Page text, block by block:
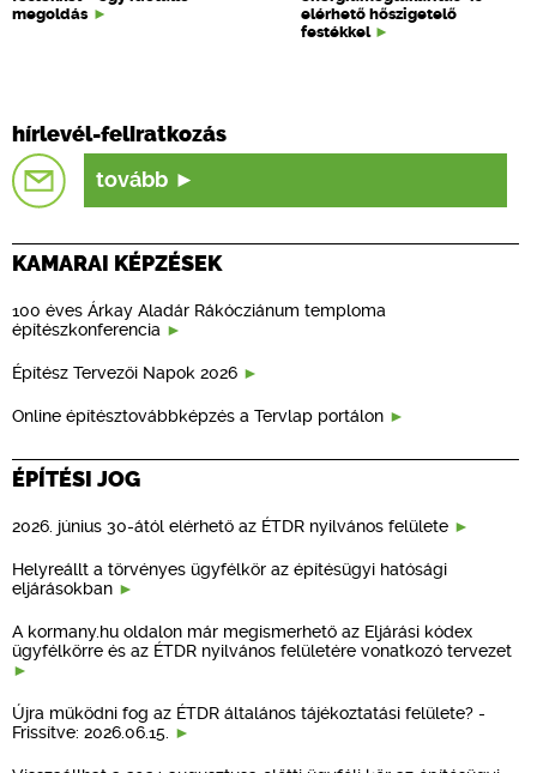
megoldás
elérhető hőszigetelő
festékkel
hírlevél-feliratkozás
tovább
KAMARAI KÉPZÉSEK
100 éves Árkay Aladár Rákócziánum temploma
építészkonferencia
Építész Tervezői Napok 2026
Online építésztovábbképzés a Tervlap portálon
ÉPÍTÉSI JOG
2026. június 30-ától elérhető az ÉTDR nyilvános felülete
Helyreállt a törvényes ügyfélkör az építésügyi hatósági
eljárásokban
A kormany.hu oldalon már megismerhető az Eljárási kódex
ügyfélkörre és az ÉTDR nyilvános felületére vonatkozó tervezet
Újra működni fog az ÉTDR általános tájékoztatási felülete? -
Frissítve: 2026.06.15.